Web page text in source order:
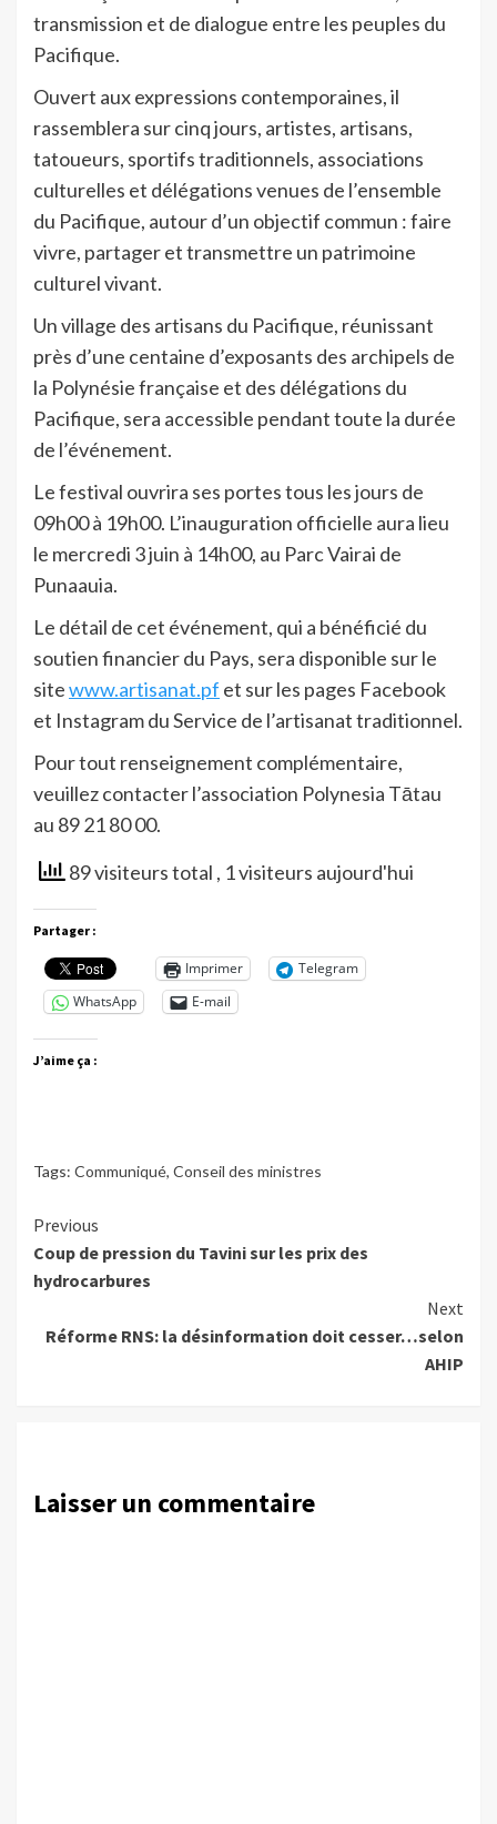
transmission et de dialogue entre les peuples du
Pacifique.
Ouvert aux expressions contemporaines, il
rassemblera sur cinq jours, artistes, artisans,
tatoueurs, sportifs traditionnels, associations
culturelles et délégations venues de l’ensemble
du Pacifique, autour d’un objectif commun : faire
vivre, partager et transmettre un patrimoine
culturel vivant.
Un village des artisans du Pacifique, réunissant
près d’une centaine d’exposants des archipels de
la Polynésie française et des délégations du
Pacifique, sera accessible pendant toute la durée
de l’événement.
Le festival ouvrira ses portes tous les jours de
09h00 à 19h00. L’inauguration officielle aura lieu
le mercredi 3 juin à 14h00, au Parc Vairai de
Punaauia.
Le détail de cet événement, qui a bénéficié du
soutien financier du Pays, sera disponible sur le
sitewww.artisanat.pf et sur les pages Facebook
et Instagram du Service de l’artisanat traditionnel.
Pour tout renseignement complémentaire,
veuillez contacter l’association Polynesia Tātau
au 89 21 80 00.
89 visiteurs total , 1 visiteurs aujourd'hui
Partager :
Imprimer
Telegram
WhatsApp
E-mail
J’aime ça :
Tags: Communiqué, Conseil des ministres
Continue
Reading
Previous
Coup de pression du Tavini sur les prix des
hydrocarbures
Next
Réforme RNS: la désinformation doit cesser…selon
AHIP
Laisser un commentaire